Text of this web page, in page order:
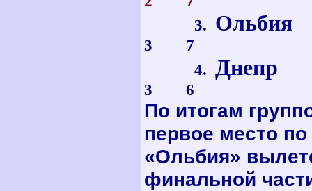
3. Ольбия
3 7
4. Днепр
3 6
По итогам
первое место
«Ольбия»
финальной